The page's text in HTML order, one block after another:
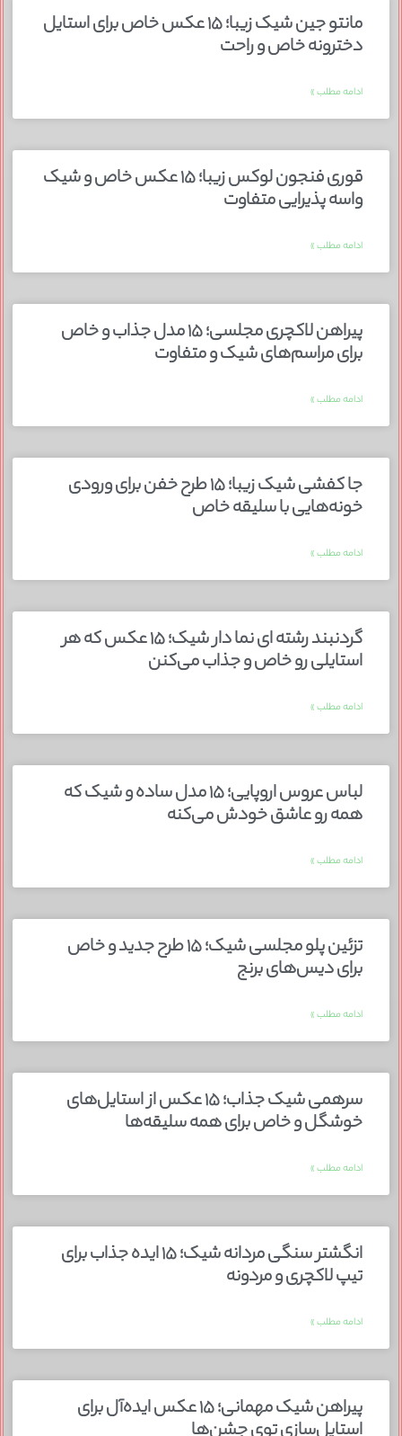
مانتو جین شیک زیبا؛ ۱۵ عکس خاص برای استایل
دخترونه خاص و راحت
ادامه مطلب »
قوری فنجون لوکس زیبا؛ ۱۵ عکس خاص و شیک
واسه پذیرایی متفاوت
ادامه مطلب »
پیراهن لاکچری مجلسی؛ ۱۵ مدل جذاب و خاص
برای مراسم‌های شیک و متفاوت
ادامه مطلب »
جا کفشی شیک زیبا؛ ۱۵ طرح خفن برای ورودی
خونه‌هایی با سلیقه خاص
ادامه مطلب »
گردنبند رشته ای نما دار شیک؛ ۱۵ عکس که هر
استایلی رو خاص و جذاب می‌کنن
ادامه مطلب »
لباس عروس اروپایی؛ ۱۵ مدل ساده و شیک که
همه رو عاشق خودش می‌کنه
ادامه مطلب »
تزئین پلو مجلسی شیک؛ ۱۵ طرح جدید و خاص
برای دیس‌های برنج
ادامه مطلب »
سرهمی شیک جذاب؛ ۱۵ عکس از استایل‌های
خوشگل و خاص برای همه سلیقه‌ها
ادامه مطلب »
انگشتر سنگی مردانه شیک؛ ۱۵ ایده جذاب برای
تیپ لاکچری و مردونه
ادامه مطلب »
پیراهن شیک مهمانی؛ ۱۵ عکس ایده‌آل برای